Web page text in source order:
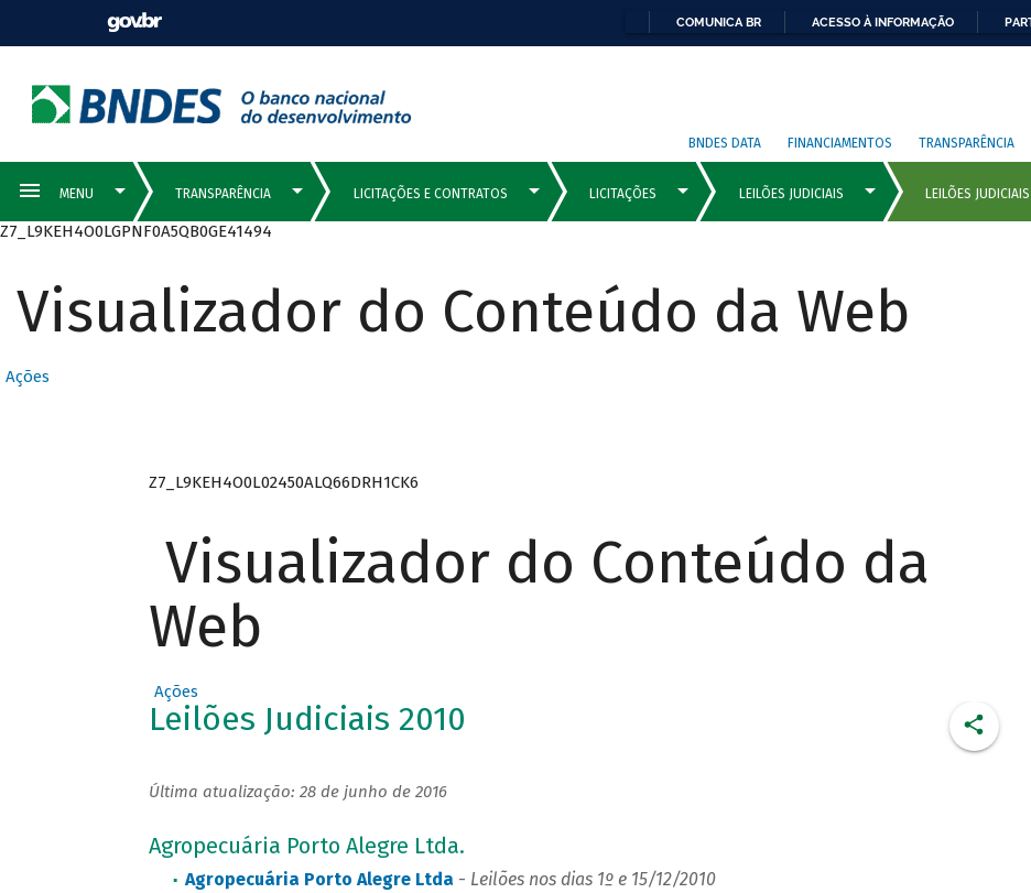
COMUNICA BR ACESSO À INFORMAÇÃO
BNDES DATA FINANCIAMENTOS TRANSPARÊNCIA
Z7_L9KEH4O0LGPNF0A5QB0GE41494
Visualizador do Conteúdo da Web
Ações
Z7_L9KEH4O0L02450ALQ66DRH1CK6
Visualizador do Conteúdo da
Web
Ações
Leilões Judiciais 2010
Última atualização: 28 de junho de 2016
Agropecuária Porto Alegre Ltda.
Agropecuária Porto Alegre Ltda - Leilões nos dias 1º e 15/12/2010